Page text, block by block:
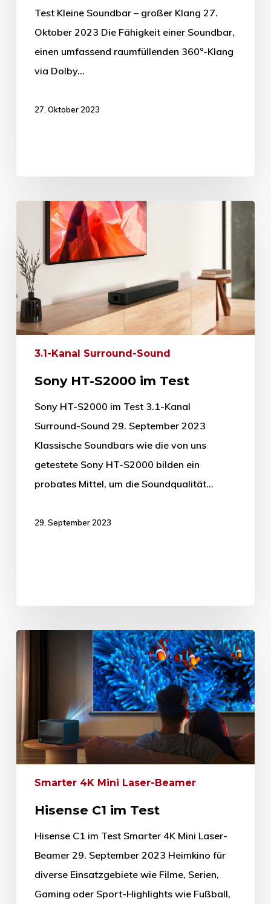
Test Kleine Soundbar – großer Klang 27.
Oktober 2023 Die Fähigkeit einer Soundbar,
einen umfassend raumfüllenden 360°-Klang
via Dolby…
27. Oktober 2023
3.1-Kanal Surround-Sound
Sony HT-S2000 im Test
Sony HT-S2000 im Test 3.1-Kanal
Surround-Sound 29. September 2023
Klassische Soundbars wie die von uns
getestete Sony HT-S2000 bilden ein
probates Mittel, um die Soundqualität…
29. September 2023
Smarter 4K Mini Laser-Beamer
Hisense C1 im Test
Hisense C1 im Test Smarter 4K Mini Laser-
Beamer 29. September 2023 Heimkino für
diverse Einsatzgebiete wie Filme, Serien,
Gaming oder Sport-Highlights wie Fußball,